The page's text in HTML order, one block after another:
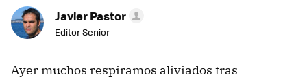
Javier Pastor
Editor Senior
Ayer muchos respiramos aliviados tras